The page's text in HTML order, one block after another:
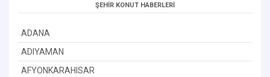
ŞEHİR KONUT HABERLERİ
ADANA
ADIYAMAN
AFYONKARAHISAR